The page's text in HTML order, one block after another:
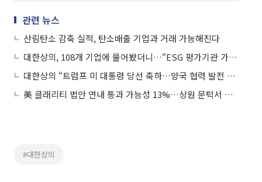
관련 뉴스
산림탄소 감축 실적, 탄소배출 기업과 거래 가능해진다
대한상의, 108개 기업에 물어봤더니…“ESG 평가기관 가이던스 못믿겠는데”
대한상의 “트럼프 미 대통령 당선 축하…양국 협력 발전 기대”
美 클래리티 법안 연내 통과 가능성 13%…상원 문턱서 제동
#대한상의